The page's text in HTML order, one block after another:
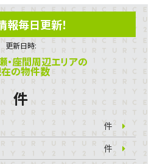
報毎日更新！
更新日時:
・座間周辺エリアの
の物件数
件
件
件